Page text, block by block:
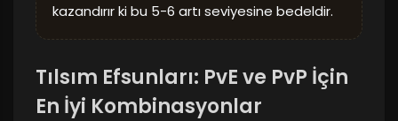
kazandırır ki bu 5-6 artı seviyesine bedeldir.
Tılsım Efsunları: PvE ve PvP İçin
En İyi Kombinasyonlar